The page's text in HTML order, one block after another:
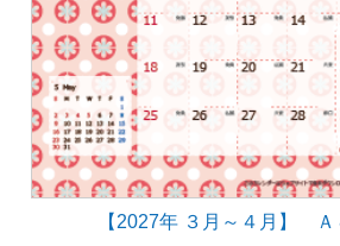
【2027年 ３月～４月】 Ａ